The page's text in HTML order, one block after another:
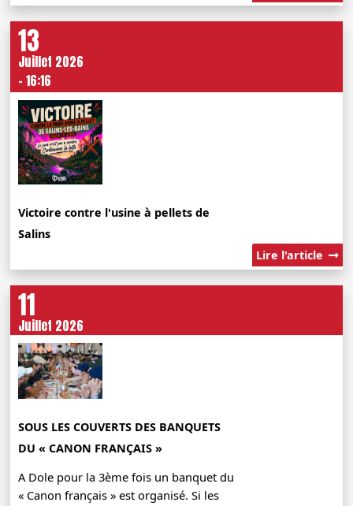
13
Juillet 2026
- 16:16
Victoire contre l'usine à pellets de
Salins
Lire l'article
11
Juillet 2026
SOUS LES COUVERTS DES BANQUETS
DU « CANON FRANÇAIS »
A Dole pour la 3ème fois un banquet du
« Canon français » est organisé. Si les